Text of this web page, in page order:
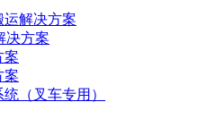
运解决方案
决方案
案
案
（叉车专用）